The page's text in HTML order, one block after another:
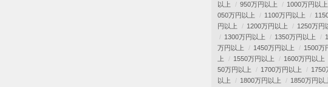
以上
950万円以上 1000万円以上
050万円以上
1100万円以上
円以上
1200万円以上
1250万円
1300万円以上
1350万円以上
万円以上
1450万円以上
1500万
上
1550万円以上 1600万円以上
50万円以上
1700万円以上
1750
以上
1800万円以上
1850万円以